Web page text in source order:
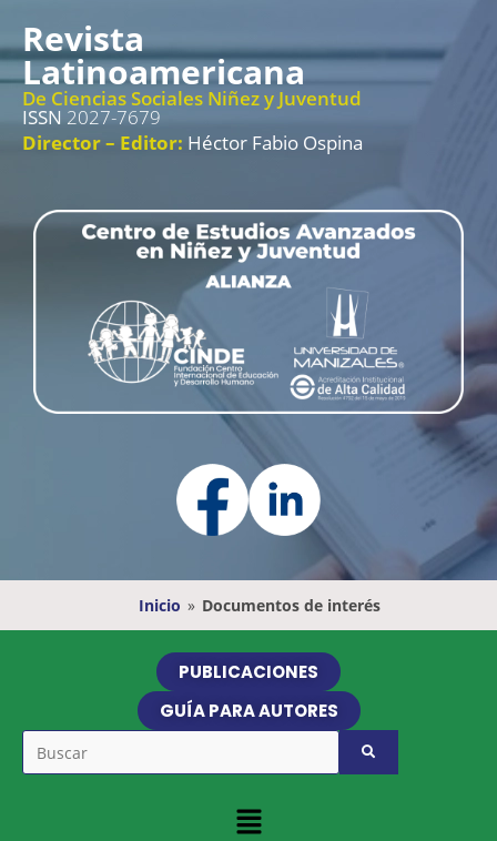
Revista
Latinoamericana
De Ciencias Sociales Niñez y Juventud
ISSN 2027-7679
Director – Editor: Héctor Fabio Ospina
Inicio » Documentos de interés
PUBLICACIONES
GUÍA PARA AUTORES